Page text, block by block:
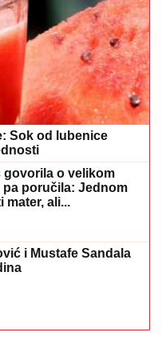
Sok od lubenice
govorila o velikom
poručila: Jednom
mater, ali...
i Mustafe Sandala